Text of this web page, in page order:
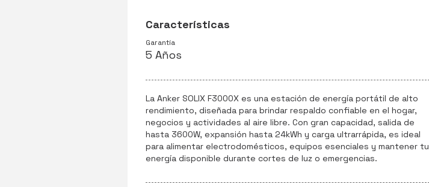
Características
Garantía
5 Años
La Anker SOLIX F3000X es una estación de energía portátil de alto
rendimiento, diseñada para brindar respaldo confiable en el hogar,
negocios y actividades al aire libre. Con gran capacidad, salida de
hasta 3600W, expansión hasta 24kWh y carga ultrarrápida, es ideal
para alimentar electrodomésticos, equipos esenciales y mantener tu
energía disponible durante cortes de luz o emergencias.